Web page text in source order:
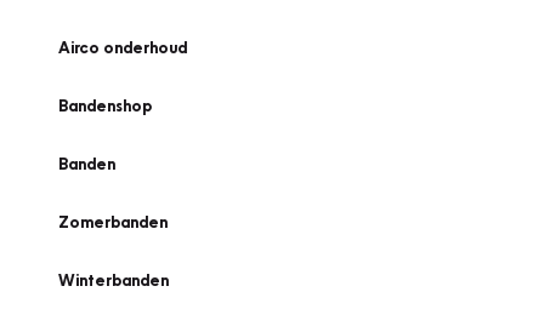
Airco onderhoud
Bandenshop
Banden
Zomerbanden
Winterbanden